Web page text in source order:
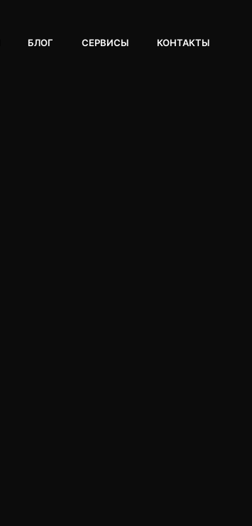
БЛОГ СЕРВИСЫ КОНТАКТЫ